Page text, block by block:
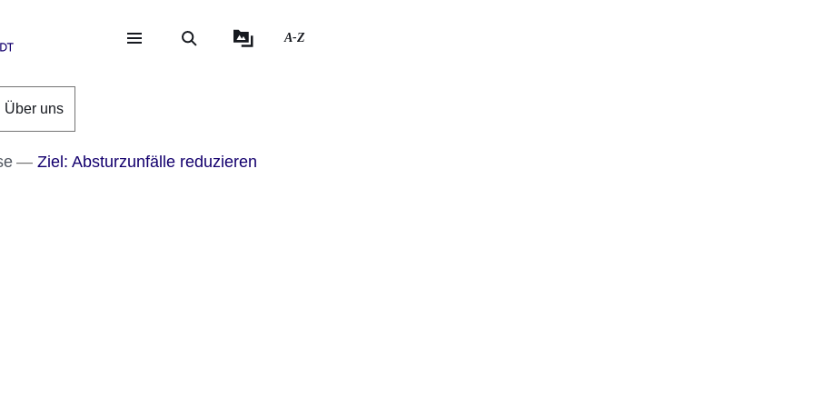
A-Z
Über uns
Ziel: Absturzunfälle reduzieren